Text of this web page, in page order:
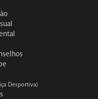
Desportiva)